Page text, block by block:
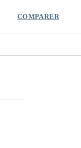
COMPARER